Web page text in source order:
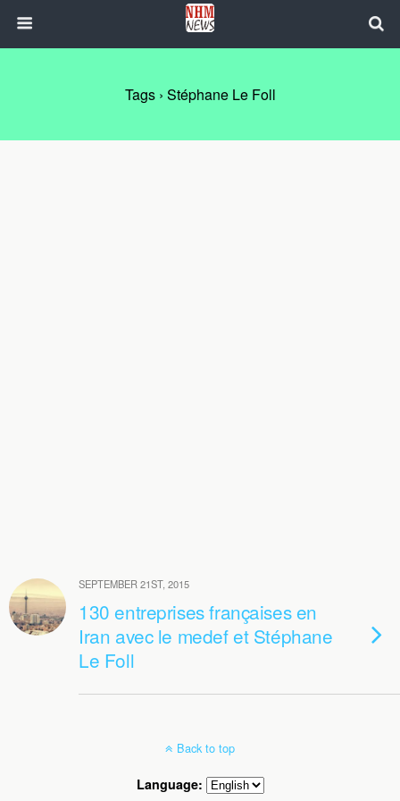
Tags › Stéphane Le Foll
SEPTEMBER 21ST, 2015
130 entreprises françaises en
Iran avec le medef et Stéphane
Le Foll
Back to top
Language: